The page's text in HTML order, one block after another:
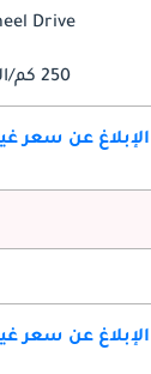
Drive
250 كم/الساعة
الإبلاغ عن سعر
الإبلاغ عن سعر